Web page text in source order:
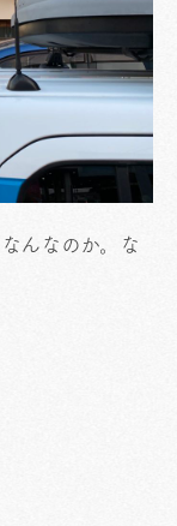
んなのか。な